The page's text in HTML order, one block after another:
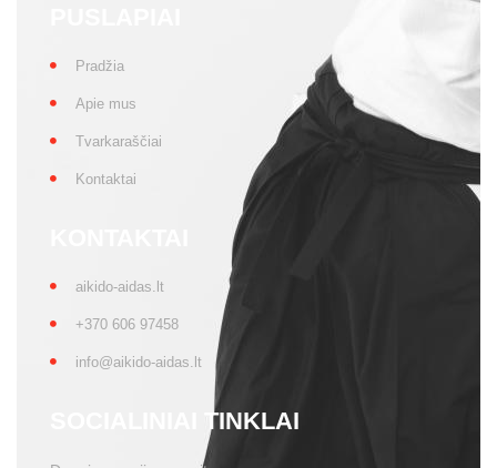
Pradžia
Apie mus
Tvarkaraščiai
Kontaktai
aikido-aidas.lt
+370 606 97458
info@aikido-aidas.lt
SOCIALINIAI TINKLAI